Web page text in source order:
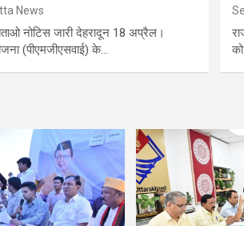
News
नोटिस जारी देहरादून 18 अप्रैल।
(पीएमजीएसवाई) के…